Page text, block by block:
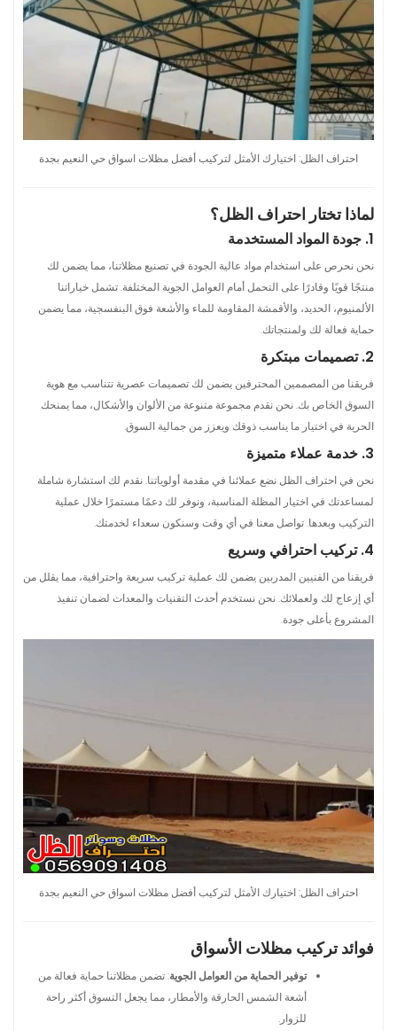
احتراف الظل: اختيارك الأمثل لتركيب أفضل مظلات اسواق حي النعيم بجدة
لماذا تختار احتراف الظل؟
1. جودة المواد المستخدمة
نحن نحرص على استخدام مواد عالية الجودة في تصنيع مظلاتنا، مما يضمن لك
منتجًا قويًا وقادرًا على التحمل أمام العوامل الجوية المختلفة. تشمل خياراتنا
الألمنيوم، الحديد، والأقمشة المقاومة للماء والأشعة فوق البنفسجية، مما يضمن
حماية فعالة لك ولمنتجاتك.
2. تصميمات مبتكرة
فريقنا من المصممين المحترفين يضمن لك تصميمات عصرية تتناسب مع هوية
السوق الخاص بك. نحن نقدم مجموعة متنوعة من الألوان والأشكال، مما يمنحك
الحرية في اختيار ما يناسب ذوقك ويعزز من جمالية السوق.
3. خدمة عملاء متميزة
نحن في احتراف الظل نضع عملائنا في مقدمة أولوياتنا. نقدم لك استشارة شاملة
لمساعدتك في اختيار المظلة المناسبة، ونوفر لك دعمًا مستمرًا خلال عملية
التركيب وبعدها. تواصل معنا في أي وقت وسنكون سعداء لخدمتك.
4. تركيب احترافي وسريع
فريقنا من الفنيين المدربين يضمن لك عملية تركيب سريعة واحترافية، مما يقلل من
أي إزعاج لك ولعملائك. نحن نستخدم أحدث التقنيات والمعدات لضمان تنفيذ
المشروع بأعلى جودة.
احتراف الظل: اختيارك الأمثل لتركيب أفضل مظلات اسواق حي النعيم بجدة
فوائد تركيب مظلات الأسواق
توفير الحماية من العوامل الجوية: تضمن مظلاتنا حماية فعالة من
أشعة الشمس الحارقة والأمطار، مما يجعل التسوق أكثر راحة
للزوار.